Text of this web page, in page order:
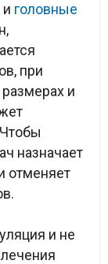
головные
при
и
назначает
отменяет
и не